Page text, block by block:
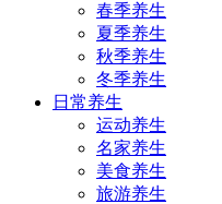
春季养生
夏季养生
秋季养生
冬季养生
日常养生
运动养生
名家养生
美食养生
旅游养生